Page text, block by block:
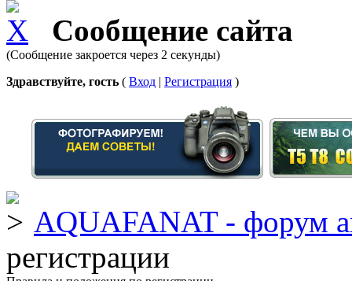
Сообщение сайта
(Сообщение закроется через 2 секунды)
Здравствуйте, гость ( Вход | Регистрация )
AQUAFANAT - форум
регистрации